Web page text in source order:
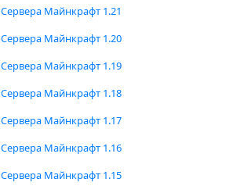
Сервера Майнкрафт 1.21
Сервера Майнкрафт 1.20
Сервера Майнкрафт 1.19
Сервера Майнкрафт 1.18
Сервера Майнкрафт 1.17
Сервера Майнкрафт 1.16
Сервера Майнкрафт 1.15